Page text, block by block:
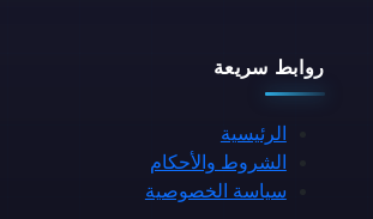
روابط سريعة
الرئيسية
الشروط والأحكام
سياسة الخصوصية